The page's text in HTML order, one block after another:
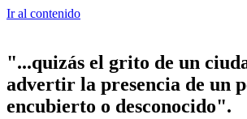
Ir al contenido
"...quizás el grito de un
advertir la presencia de un
encubierto o desconocido".